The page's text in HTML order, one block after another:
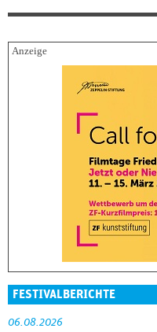
FESTIVALBERICHTE
06.08.2026